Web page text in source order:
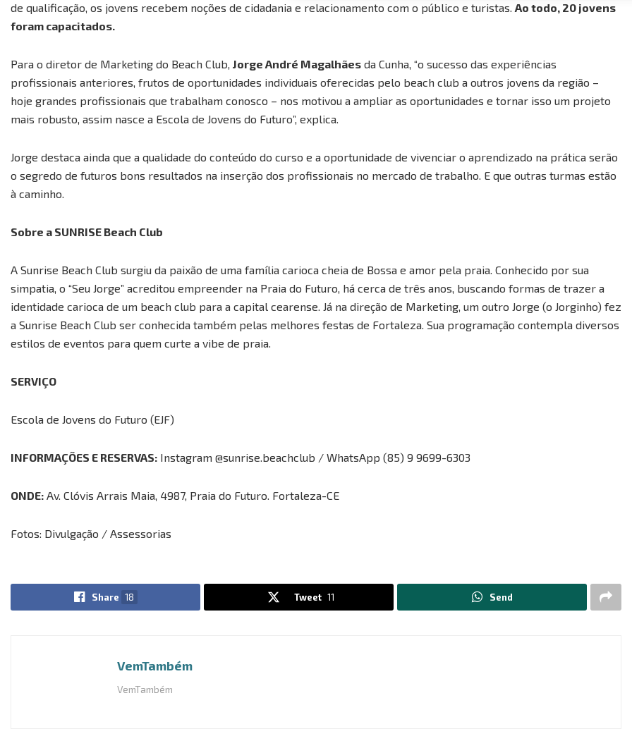
de qualificação, os jovens recebem noções de cidadania e relacionamento com o público e turistas. Ao todo, 20 jovens
foram capacitados.
Para o diretor de Marketing do Beach Club, Jorge André Magalhães da Cunha, “o sucesso das experiências
profissionais anteriores, frutos de oportunidades individuais oferecidas pelo beach club a outros jovens da região –
hoje grandes profissionais que trabalham conosco – nos motivou a ampliar as oportunidades e tornar isso um projeto
mais robusto, assim nasce a Escola de Jovens do Futuro”, explica.
Jorge destaca ainda que a qualidade do conteúdo do curso e a oportunidade de vivenciar o aprendizado na prática serão
o segredo de futuros bons resultados na inserção dos profissionais no mercado de trabalho. E que outras turmas estão
à caminho.
Sobre a SUNRISE Beach Club
A Sunrise Beach Club surgiu da paixão de uma família carioca cheia de Bossa e amor pela praia. Conhecido por sua
simpatia, o “Seu Jorge” acreditou empreender na Praia do Futuro, há cerca de três anos, buscando formas de trazer a
identidade carioca de um beach club para a capital cearense. Já na direção de Marketing, um outro Jorge (o Jorginho) fez
a Sunrise Beach Club ser conhecida também pelas melhores festas de Fortaleza. Sua programação contempla diversos
estilos de eventos para quem curte a vibe de praia.
SERVIÇO
Escola de Jovens do Futuro (EJF)
INFORMAÇÕES E RESERVAS: Instagram @sunrise.beachclub / WhatsApp (85) 9 9699-6303
ONDE: Av. Clóvis Arrais Maia, 4987, Praia do Futuro. Fortaleza-CE
Fotos: Divulgação / Assessorias
Share 18 Tweet 11 Send
VemTambém
VemTambém